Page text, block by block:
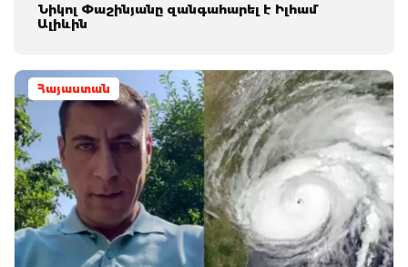
Նիկոլ Փաշինյանը զանգահարել է Իլհամ
Ալիևին
Հայաստան